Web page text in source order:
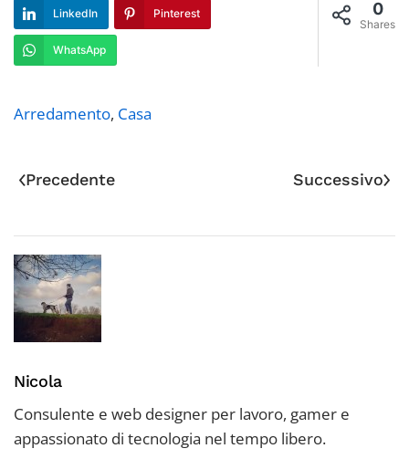
serramenti, dovrebbe
conoscere. A Luglio 2016 è
nato un pacchetto di
nuove…
0
Shares
LinkedIn Pinterest
WhatsApp
Arredamento, Casa
Precedente Successivo
Nicola
Consulente e web designer per lavoro, gamer e
appassionato di tecnologia nel tempo libero.